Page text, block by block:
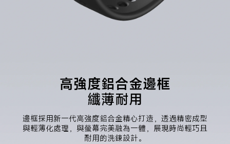
高強度鋁合金邊框
纖薄耐用
邊框採用新一代高強度鋁合金精心打造，透過精密成型
與輕薄化處理，與螢幕完美融為一體，展現時尚輕巧且
耐用的洗鍊設計。